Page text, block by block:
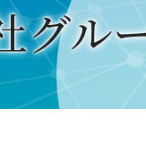
グル